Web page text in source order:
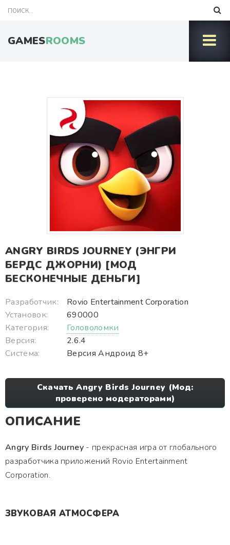
GAMESROOMS
ANGRY BIRDS JOURNEY (ЭНГРИ
БЕРДС ДЖОРНИ) [МОД
БЕСКОНЕЧНЫЕ ДЕНЬГИ]
Разработчик:
Rovio Entertainment Corporation
Установок:
690000
Категория:
Головоломки
Версия:
2.6.4
Система:
Версия Андроид 8+
Скачать Angry Birds Journey (Мод:
проверено модераторами)
ОПИСАНИЕ
Angry Birds Journey - прекрасная игра от глобального
разработчика приложений Rovio Entertainment
Corporation.
ЗВУКОВАЯ АТМОСФЕРА